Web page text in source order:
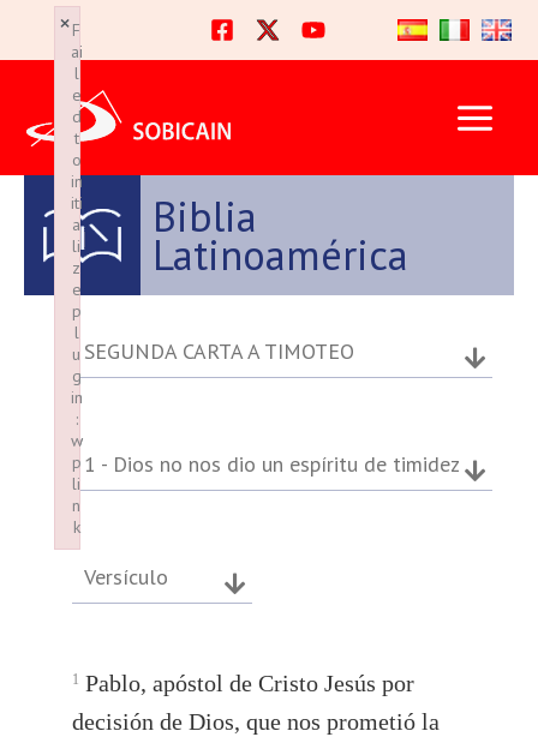
al
contenido
Biblia
Latinoamérica
SEGUNDA CARTA A TIMOTEO
1 - Dios no nos dio un espíritu de timidez
Versículo
1 Pablo, apóstol de Cristo Jesús por
decisión de Dios, que nos prometió la
F
ai
l
e
d
t
o
in
iti
a
li
z
e
p
l
u
g
in
:
w
p
li
n
k
×
Failed to initialize plugin: wplink
F
ai
l
e
d
t
o
in
iti
a
li
z
e
p
l
u
g
in
:
w
p
li
n
k
×
Failed to initialize plugin: wplink